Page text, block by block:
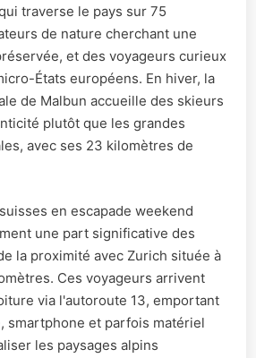
traverse le pays sur 75
de nature cherchant une
et des voyageurs curieux
États européens. En hiver, la
de Malbun accueille des skieurs
plutôt que les grandes
avec ses 23 kilomètres de
en escapade weekend
une part significative des
la proximité avec Zurich située à
Ces voyageurs arrivent
via l'autoroute 13, emportant
smartphone et parfois matériel
les paysages alpins